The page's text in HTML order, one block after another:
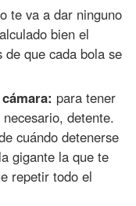
te va a dar ninguno
bien el
que cada bola se
para tener
detente.
cuándo detenerse
gigante la que te
repetir todo el